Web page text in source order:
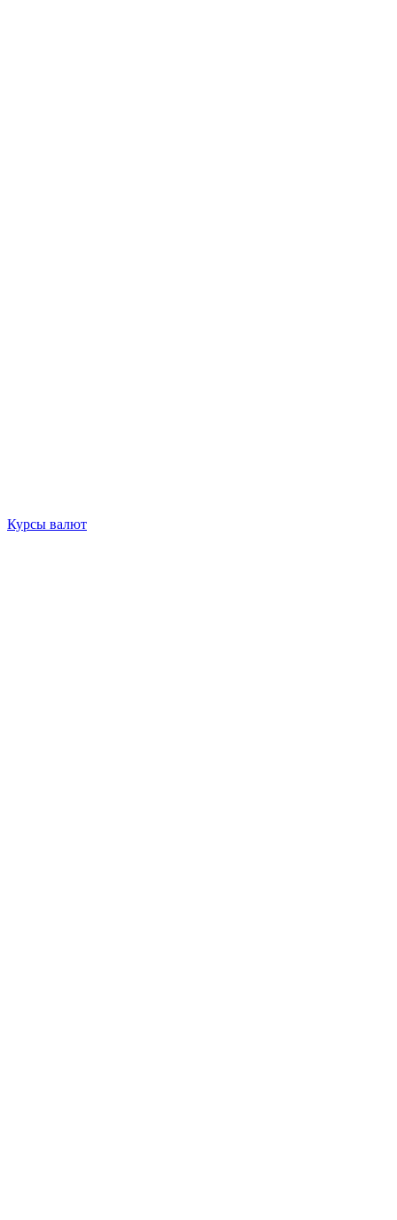
Курсы валют